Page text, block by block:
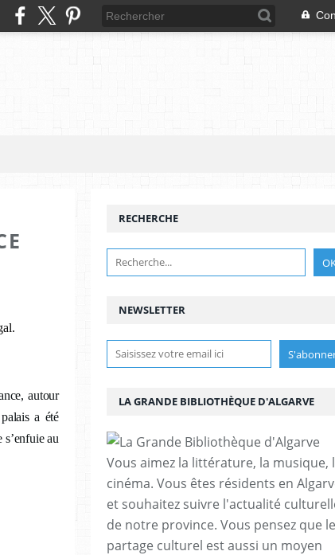
autour
a été
au
NEWSLETTER
RECHERCHE
LA GRANDE BIBLIOTHÈQUE D'ALGARVE
Vous aimez la littérature, la musique,
cinéma. Vous êtes résidents en
et souhaitez suivre l'actualité
de notre province. Vous pensez que le
partage culturel est aussi un moyen